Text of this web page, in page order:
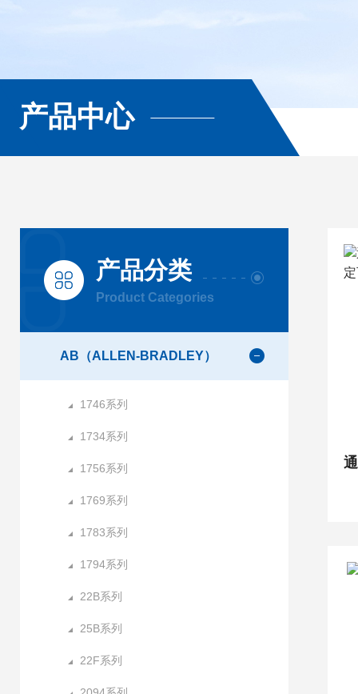
产品中心
产品分类
Product Categories
AB（ALLEN-BRADLEY）
1746系列
1734系列
1756系列
1769系列
1783系列
1794系列
22B系列
25B系列
22F系列